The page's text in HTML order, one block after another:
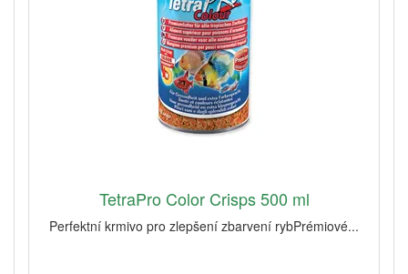
TetraPro Color Crisps 500 ml
Perfektní krmivo pro zlepšení zbarvení rybPrémiové...